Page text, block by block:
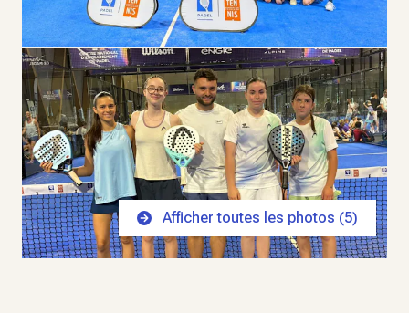
Afficher toutes les photos (5)